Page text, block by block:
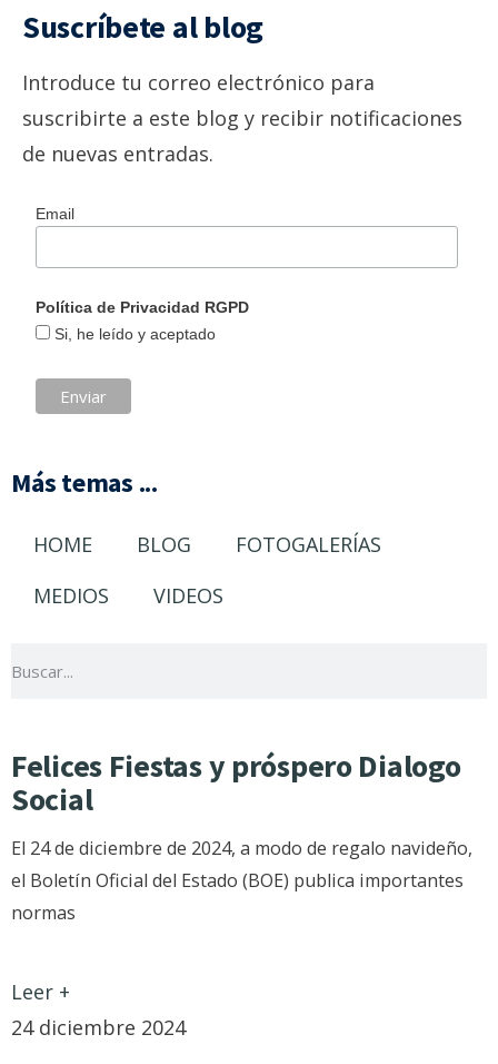
Suscríbete al blog
Introduce tu correo electrónico para
suscribirte a este blog y recibir notificaciones
de nuevas entradas.
Email
Política de Privacidad RGPD
Si, he leído y aceptado
Más temas ...
HOME BLOG
FOTOGALERÍAS
MEDIOS
VIDEOS
Felices Fiestas y próspero Dialogo
Social
El 24 de diciembre de 2024, a modo de regalo navideño,
el Boletín Oficial del Estado (BOE) publica importantes
normas
Leer +
24 diciembre 2024